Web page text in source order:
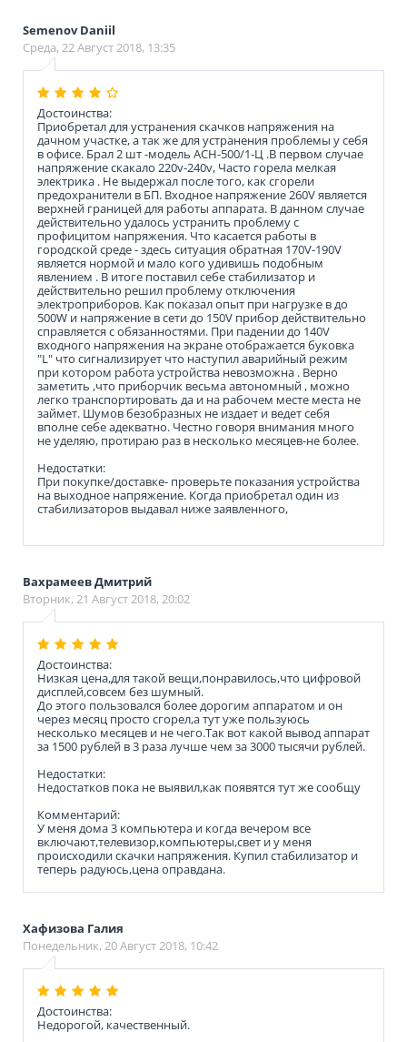
Semenov Daniil
Среда, 22 Август 2018, 13:35
Достоинства:
Приобретал для устранения скачков напряжения на
дачном участке, а так же для устранения проблемы у себя
в офисе. Брал 2 шт -модель ACH-500/1-Ц .В первом случае
напряжение скакало 220v-240v, Часто горела мелкая
электрика . Не выдержал после того, как сгорели
предохранители в БП. Входное напряжение 260V является
верхней границей для работы аппарата. В данном случае
действительно удалось устранить проблему с
профицитом напряжения. Что касается работы в
городской среде - здесь ситуация обратная 170V-190V
является нормой и мало кого удивишь подобным
явлением . В итоге поставил себе стабилизатор и
действительно решил проблему отключения
электроприборов. Как показал опыт при нагрузке в до
500W и напряжение в сети до 150V прибор действительно
справляется с обязанностями. При падении до 140V
входного напряжения на экране отображается буковка
"L" что сигнализирует что наступил аварийный режим
при котором работа устройства невозможна . Верно
заметить ,что приборчик весьма автономный , можно
легко транспортировать да и на рабочем месте места не
займет. Шумов безобразных не издает и ведет себя
вполне себе адекватно. Честно говоря внимания много
не уделяю, протираю раз в несколько месяцев-не более.
Недостатки:
При покупке/доставке- проверьте показания устройства
на выходное напряжение. Когда приобретал один из
стабилизаторов выдавал ниже заявленного,
Вахрамеев Дмитрий
Вторник, 21 Август 2018, 20:02
Достоинства:
Низкая цена,для такой вещи,понравилось,что цифровой
дисплей,совсем без шумный.
До этого пользовался более дорогим аппаратом и он
через месяц просто сгорел,а тут уже пользуюсь
несколько месяцев и не чего.Так вот какой вывод аппарат
за 1500 рублей в 3 раза лучше чем за 3000 тысячи рублей.
Недостатки:
Недостатков пока не выявил,как появятся тут же сообщу
Комментарий:
У меня дома 3 компьютера и когда вечером все
включают,телевизор,компьютеры,свет и у меня
происходили скачки напряжения. Купил стабилизатор и
теперь радуюсь,цена оправдана.
Хафизова Галия
Понедельник, 20 Август 2018, 10:42
Достоинства:
Недорогой, качественный.